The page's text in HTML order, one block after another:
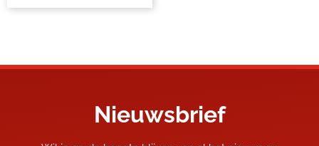
Nieuwsbrief